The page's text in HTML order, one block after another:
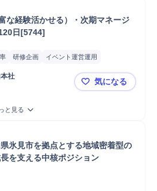
な経験活かせる）・次期マネージ
日[5744]
研修企画
イベント運営運用
ント
コンプライアンス
教育研修
社
人事マネジ
気になる
と見る
県氷見市を拠点とする地域密着型の
を支える中核ポジション